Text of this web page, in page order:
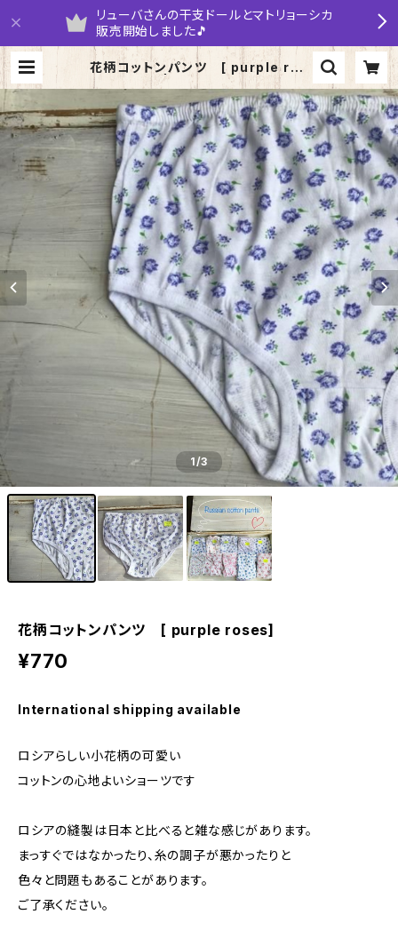
リューバさんの干支ドールとマトリョーシカ
販売開始しました🎵
花柄コットンパンツ [ purple ros
es] | yarumaruka
1/3
花柄コットンパンツ [ purple roses]
¥770
International shipping available
ロシアらしい小花柄の可愛い
コットンの心地よいショーツです
ロシアの縫製は日本と比べると雑な感じがあります。
まっすぐではなかったり、糸の調子が悪かったりと
色々と問題もあることがあります。
ご了承ください。